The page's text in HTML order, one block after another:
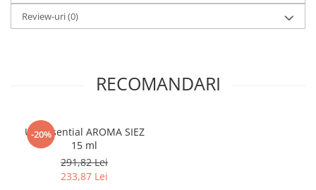
Review-uri(0)
RECOMANDARI
-20%
Ulei Esential AROMA SIEZ
15 ml
291,82 Lei
233,87 Lei